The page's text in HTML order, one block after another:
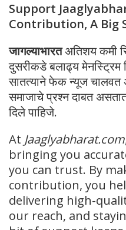
Support
Contribution, A Big
जागल्याभारतअतिशय कमी
दुसरीकडे बलाढ्य मेनस्ट्रिम
सातत्याने फेक न्यूज चालवत
समाजाचे प्रश्न दाबत
दिले पाहिजे.
At Jaaglyabharat.com
bringing you
you can trust. By
contribution, you
delivering high-
our reach, and